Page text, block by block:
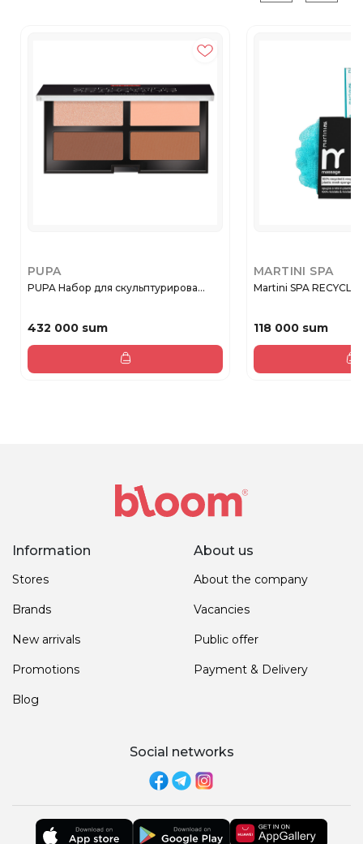
PUPA
PUPA Набор для скульптурирова...
432 000 sum
MARTINI SPA
Martini SPA
118 000 sum
Information
Stores
Brands
New arrivals
Promotions
Blog
About us
About the company
Vacancies
Public offer
Payment & Delivery
Social networks